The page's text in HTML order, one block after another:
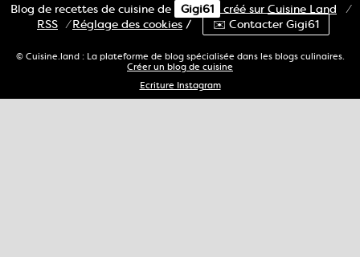
Blog de recettes de cuisine de Gigi61 créé sur Cuisine Land
⁄
RSS ⁄Réglage des cookies / ✉️ Contacter Gigi61
© Cuisine.land : La plateforme de blog spécialisée dans les blogs culinaires.
Créer un blog de cuisine
Ecriture Instagram